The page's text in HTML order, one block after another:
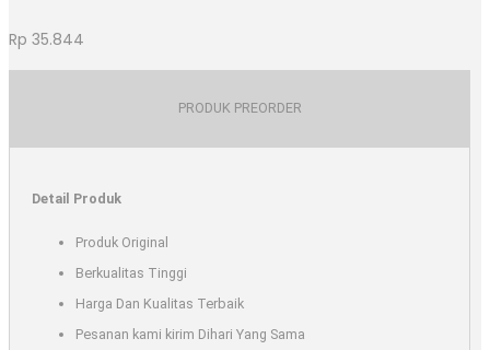
Rp 35.844
PRODUK PREORDER
Detail Produk
Produk Original
Berkualitas Tinggi
Harga Dan Kualitas Terbaik
Pesanan kami kirim Dihari Yang Sama